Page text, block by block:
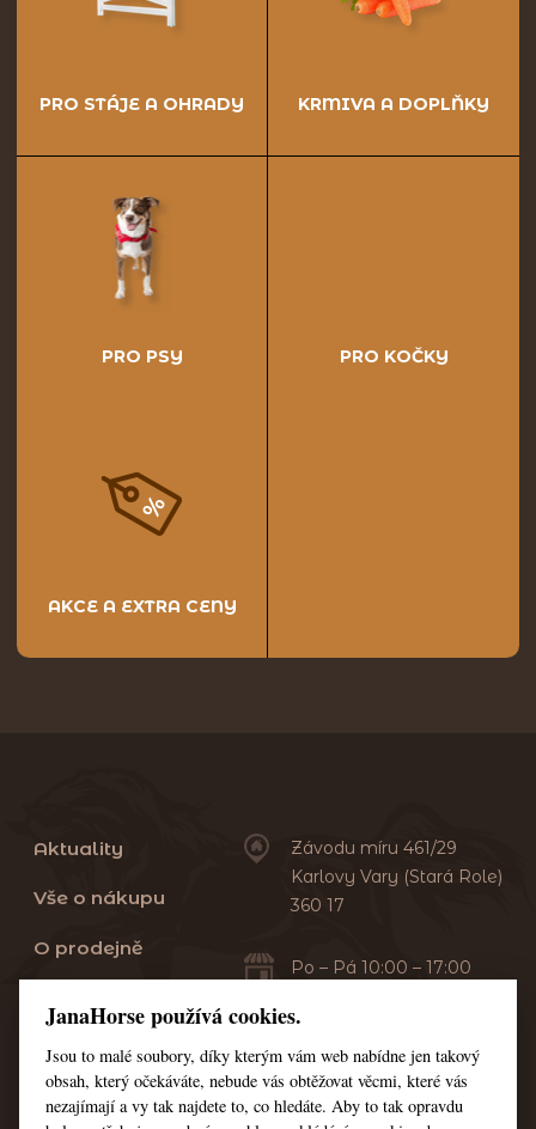
PRO STÁJE A OHRADY KRMIVA A DOPLŇKY
PRO PSY PRO KOČKY
AKCE A EXTRA CENY
Aktuality
Vše o nákupu
O prodejně
Servis
Kontakt
Závodu míru 461/29
Karlovy Vary (Stará Role)
360 17
Po – Pá 10:00 – 17:00
+420 353 549 410
+420 608 444 378
JanaHorse používá cookies.
Jsou to malé soubory, díky kterým vám web nabídne jen takový
obsah, který očekáváte, nebude vás obtěžovat věcmi, které vás
nezajímají a vy tak najdete to, co hledáte. Aby to tak opravdu